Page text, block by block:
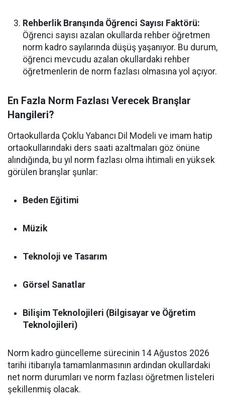
Rehberlik Branşında Öğrenci Sayısı Faktörü:
Öğrenci sayısı azalan okullarda rehber öğretmen
norm kadro sayılarında düşüş yaşanıyor. Bu durum,
öğrenci mevcudu azalan okullardaki rehber
öğretmenlerin de norm fazlası olmasına yol açıyor.
En Fazla Norm Fazlası Verecek Branşlar
Hangileri?
Ortaokullarda Çoklu Yabancı Dil Modeli ve imam hatip
ortaokullarındaki ders saati azaltmaları göz önüne
alındığında, bu yıl norm fazlası olma ihtimali en yüksek
görülen branşlar şunlar:
Beden Eğitimi
Müzik
Teknoloji ve Tasarım
Görsel Sanatlar
Bilişim Teknolojileri (Bilgisayar ve Öğretim
Teknolojileri)
Norm kadro güncelleme sürecinin 14 Ağustos 2026
tarihi itibarıyla tamamlanmasının ardından okullardaki
net norm durumları ve norm fazlası öğretmen listeleri
şekillenmiş olacak.